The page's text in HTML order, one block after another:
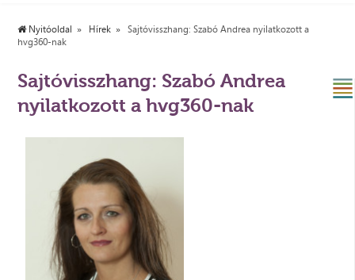
Nyitóoldal Hírek
Sajtóvisszhang: Szabó Andrea nyilatkozott a
hvg360-nak
Sajtóvisszhang: Szabó Andrea
nyilatkozott a hvg360-nak